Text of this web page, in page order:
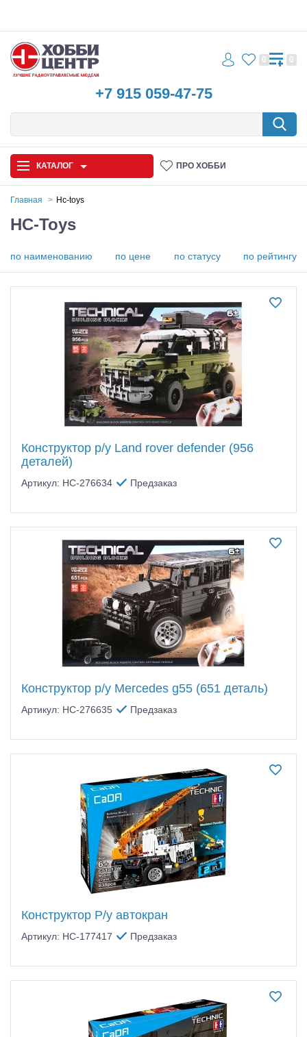
+7 915 059-47-75
0 0
КАТАЛОГ ПРО ХОББИ
Автомодели
Запчасти и аксессуары
Квадрокоптеры
Конструкторы
Аппаратура и электроника
Аккумуляторы и батарейки
Зарядные устройства и блоки питания
Двигатели
Технические жидкости
Инструмент,измерительные приборы,расходники
Оптовая продажа запчастей для моделей
Главная Hc-toys
HC-Toys
по наименованию по цене по статусу по рейтингу
Конструктор р/у Land rover defender (956
деталей)
Артикул: HC-276634 Предзаказ
Конструктор р/у Mercedes g55 (651 деталь)
Артикул: HC-276635 Предзаказ
Конструктор Р/у автокран
Артикул: HC-177417 Предзаказ